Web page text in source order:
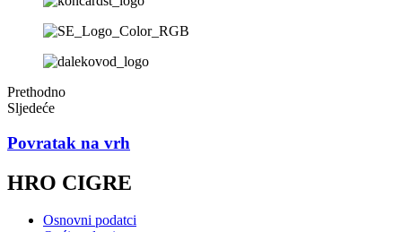
Prethodno
Sljedeće
Povratak na vrh
HRO CIGRE
Osnovni podatci